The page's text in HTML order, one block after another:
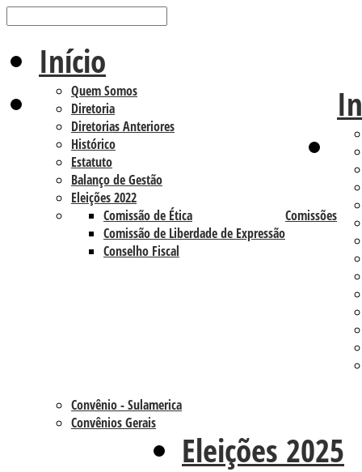
Início
Quem Somos
Diretoria
Diretorias Anteriores
Histórico
Estatuto
Balanço de Gestão
Eleições 2022
Comissões
Comissão de Ética
Comissão de Liberdade de Expressão
Conselho Fiscal
Convênio - Sulamerica
Convênios Gerais
Eleições 2025